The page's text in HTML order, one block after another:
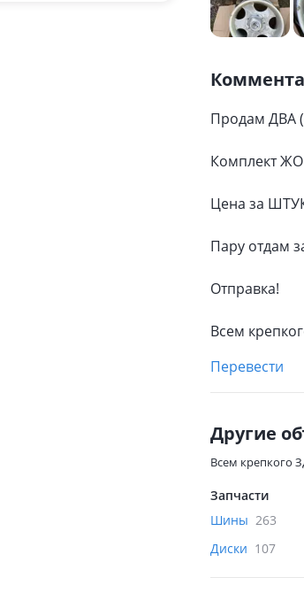
Продам ДВА
Комплект
Цена за
Пару отдам
Отправка!
Всем
Перевести
Другие
Всем крепкого
Запчасти
Шины 263
Диски 107